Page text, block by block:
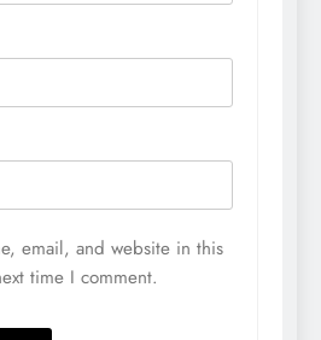
email, and website in this
time I comment.